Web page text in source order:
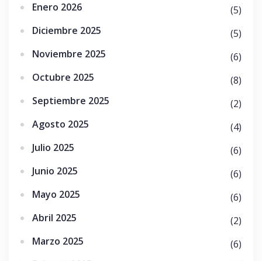
Enero 2026
(5)
Diciembre 2025
(5)
Noviembre 2025
(6)
Octubre 2025
(8)
Septiembre 2025
(2)
Agosto 2025
(4)
Julio 2025
(6)
Junio 2025
(6)
Mayo 2025
(6)
Abril 2025
(2)
Marzo 2025
(6)